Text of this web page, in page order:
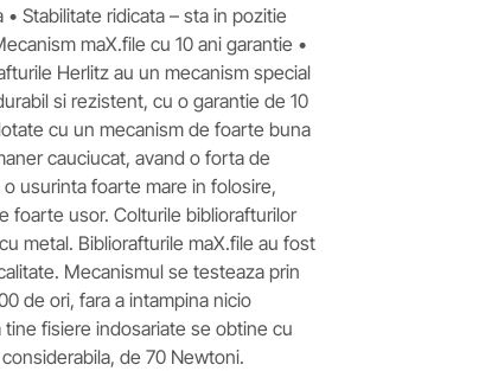
Stabilitate ridicata – sta in pozitie
maX.file cu 10 ani garantie •
Herlitz au un mecanism special
si rezistent, cu o garantie de 10
cu un mecanism de foarte buna
cauciucat, avand o forta de
usurinta foarte mare in folosire,
foarte usor. Colturile bibliorafturilor
metal. Bibliorafturile maX.file au fost
Mecanismul se testeaza prin
de ori, fara a intampina nicio
fisiere indosariate se obtine cu
de 70 Newtoni.